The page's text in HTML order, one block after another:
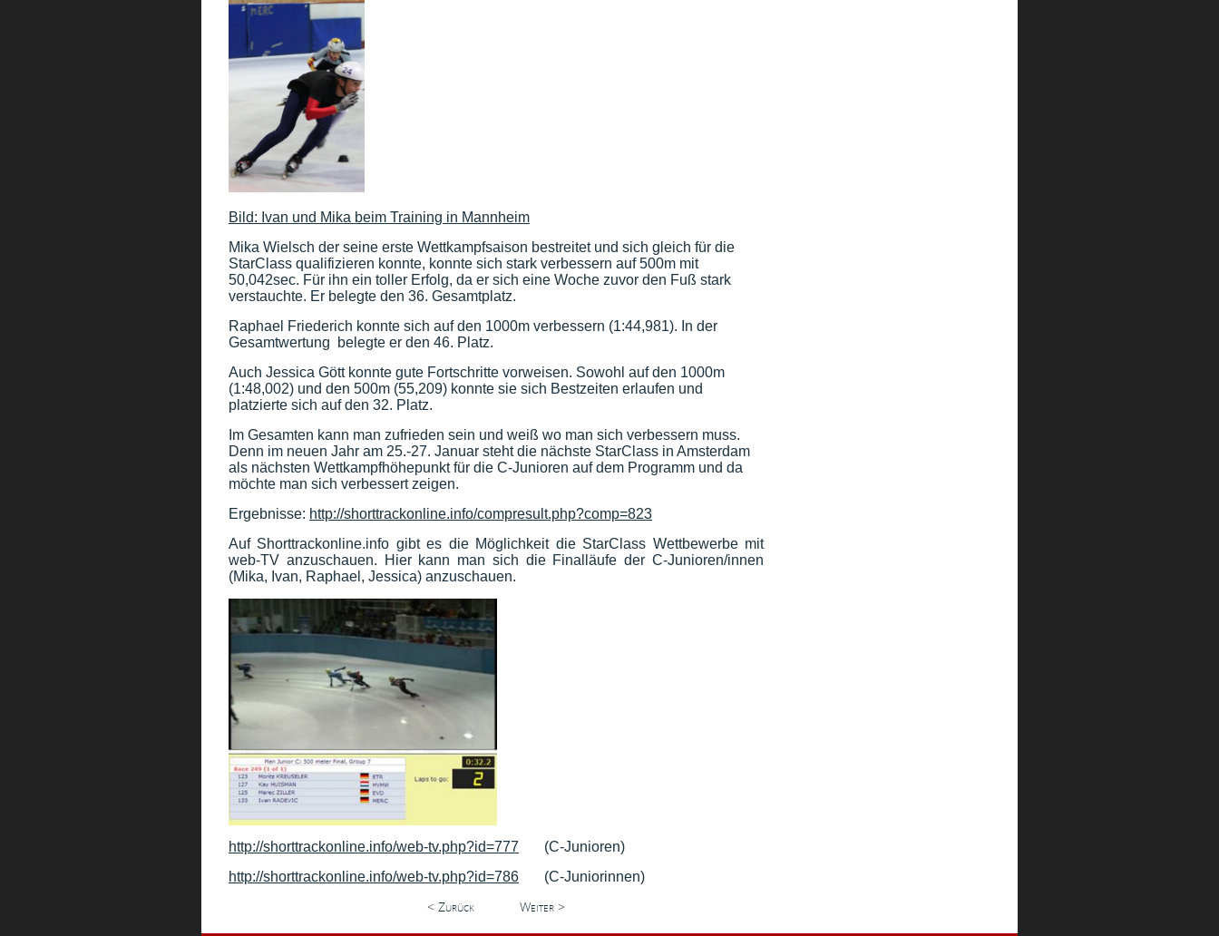
Bild: Ivan und Mika beim Training in Mannheim
Mika Wielsch der seine erste Wettkampfsaison bestreitet und sich gleich für die
StarClass qualifizieren konnte, konnte sich stark verbessern auf 500m mit
50,042sec. Für ihn ein toller Erfolg, da er sich eine Woche zuvor den Fuß stark
verstauchte. Er belegte den 36. Gesamtplatz.
Raphael Friederich konnte sich auf den 1000m verbessern (1:44,981). In der
Gesamtwertung belegte er den 46. Platz.
Auch Jessica Gött konnte gute Fortschritte vorweisen. Sowohl auf den 1000m
(1:48,002) und den 500m (55,209) konnte sie sich Bestzeiten erlaufen und
platzierte sich auf den 32. Platz.
Im Gesamten kann man zufrieden sein und weiß wo man sich verbessern muss.
Denn im neuen Jahr am 25.-27. Januar steht die nächste StarClass in Amsterdam
als nächsten Wettkampfhöhepunkt für die C-Junioren auf dem Programm und da
möchte man sich verbessert zeigen.
Ergebnisse: http://shorttrackonline.info/compresult.php?comp=823
Auf Shorttrackonline.info gibt es die Möglichkeit die StarClass Wettbewerbe mit
web-TV anzuschauen. Hier kann man sich die Finalläufe der C-Junioren/innen
(Mika, Ivan, Raphael, Jessica) anzuschauen.
http://shorttrackonline.info/web-tv.php?id=777 (C-Junioren)
http://shorttrackonline.info/web-tv.php?id=786 (C-Juniorinnen)
< Zurück Weiter >